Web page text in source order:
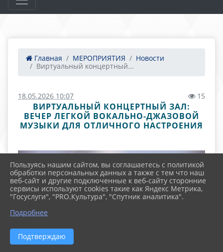
Главная МЕРОПРИЯТИЯ
Новости
Виртуальный концертный...
18.05.2026 10:07 15
ВИРТУАЛЬНЫЙ КОНЦЕРТНЫЙ ЗАЛ:
ВЕЧЕР ЛЕГКОЙ ВОКАЛЬНО-ДЖАЗОВОЙ
МУЗЫКИ ДЛЯ ОТЛИЧНОГО НАСТРОЕНИЯ
Пользуясь нашим сайтом, вы соглашаетесь с политикой
обработки персональных данных а также с тем что наш
веб-сайт и другие подключенные к веб-сайту сторонние
сервисы используют cookies такие как Яндекс Метрика,
"Госуслуги", "PRO.Культура", "Спутник аналитика".
Подробнее
Подтверждаю